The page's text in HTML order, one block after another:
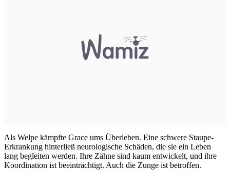
Als Welpe kämpfte Grace ums Überleben. Eine schwere Staupe-
Erkrankung hinterließ neurologische Schäden, die sie ein Leben
lang begleiten werden. Ihre Zähne sind kaum entwickelt, und ihre
Koordination ist beeinträchtigt. Auch die Zunge ist betroffen.